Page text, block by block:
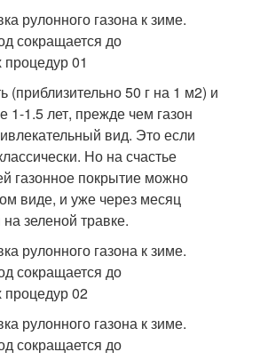
(приблизительно 50 г на 1 м2) и
1-1.5 лет, прежде чем газон
вид. Это если
Но на счастье
газонное покрытие можно
виде, и уже через месяц
зеленой травке.